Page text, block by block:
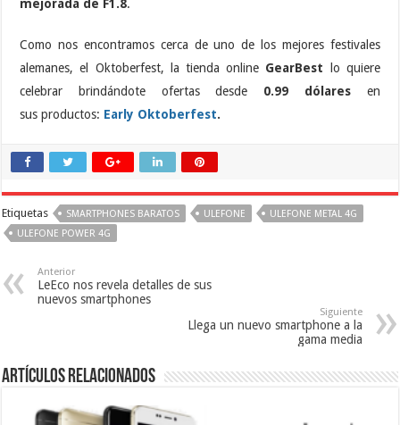
mejorada de F1.8.
Como nos encontramos cerca de uno de los mejores festivales
alemanes, el Oktoberfest, la tienda online GearBest lo quiere
celebrar brindándote ofertas desde 0.99 dólares en
sus productos: Early Oktoberfest.
Etiquetas SMARTPHONES BARATOS ULEFONE
ULEFONE METAL 4G
ULEFONE POWER 4G
Anterior
LeEco nos revela detalles de sus
nuevos smartphones
Siguiente
Llega un nuevo smartphone a la
gama media
Artículos relacionados